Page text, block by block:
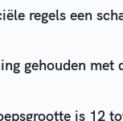
regels een
gehouden
is 12